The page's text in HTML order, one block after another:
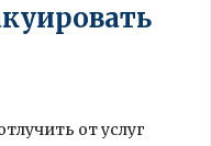
от услуг